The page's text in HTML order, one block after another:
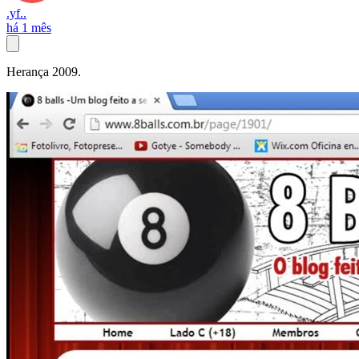
.yf..
há 1 mês
Herança 2009.